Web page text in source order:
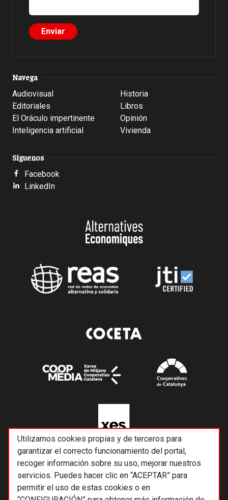
Utilizamos cookies propias y de terceros para
garantizar el correcto funcionamiento del portal,
recoger información sobre su uso, mejorar nuestros
servicios. Puedes hacer clic en “ACEPTAR” para
permitir el uso de estas cookies o en
Navega
Audiovisual
Editoriales
El Oráculo impertinente
Inteligencia artificial
Historia
Libros
Opinión
Vivienda
Síguenos
Facebook
LinkedIn